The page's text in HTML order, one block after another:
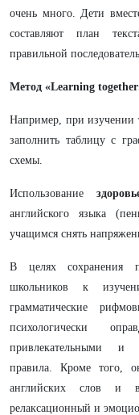
очень много. Дети
составляют план
правильной
Метод «Learning
Например, при изучении
заполнить таблицу с
схемы.
Использование
английского языка
учащимся снять
В целях сохранения
школьников к
грамматические
психологически
привлекательными и
правила. Кроме того,
английских слов и
релаксационный и